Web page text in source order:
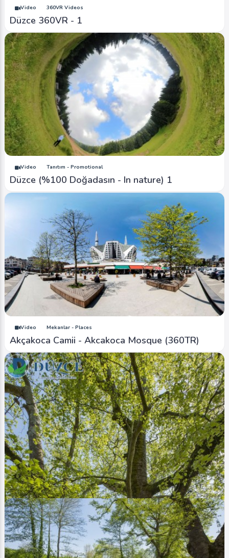
Video 360VR Videos
Düzce 360VR - 1
Video Tanıtım - Promotional
Düzce (%100 Doğadasın - In nature) 1
Video Mekanlar - Places
Akçakoca Camii - Akcakoca Mosque (360TR)